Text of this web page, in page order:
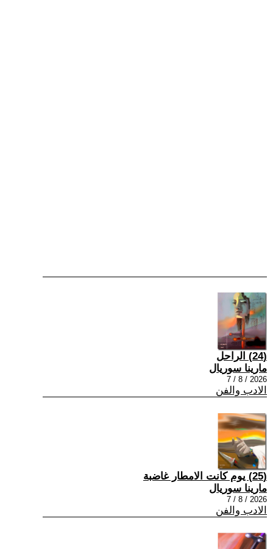
(24) الراحل
مارينا سوريال
2026 / 8 / 7
الادب والفن
(25) يوم كانت الامطار غاضبة
مارينا سوريال
2026 / 8 / 7
الادب والفن